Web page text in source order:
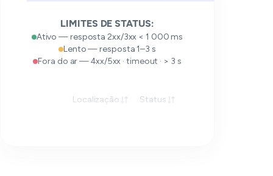
LIMITES DE STATUS:
Ativo — resposta 2xx/3xx < 1 000 ms
Lento — resposta 1–3 s
Fora do ar — 4xx/5xx · timeout · > 3 s
Localização Status